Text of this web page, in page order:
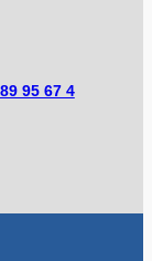
95 67 4